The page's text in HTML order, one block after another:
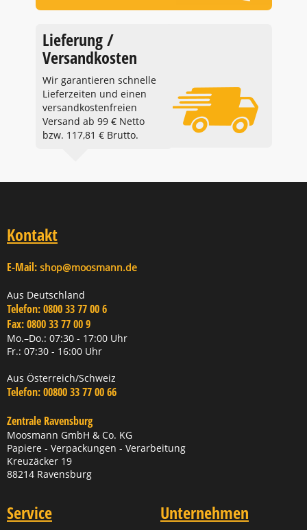
Lieferung /
Versandkosten
Wir garantieren schnelle
Lieferzeiten und einen
versandkostenfreien
Versand ab 99 € Netto
bzw. 117,81 € Brutto.
Kontakt
E-Mail: shop@moosmann.de
Aus Deutschland
Telefon:0800 33 77 00 6
Fax:0800 33 77 00 9
Mo.–Do.: 07:30 - 17:00 Uhr
Fr.: 07:30 - 16:00 Uhr
Aus Österreich/Schweiz
Telefon:00800 33 77 00 66
Zentrale Ravensburg
Moosmann GmbH & Co. KG
Papiere - Verpackungen - Verarbeitung
Kreuzäcker 19
88214 Ravensburg
Service Unternehmen